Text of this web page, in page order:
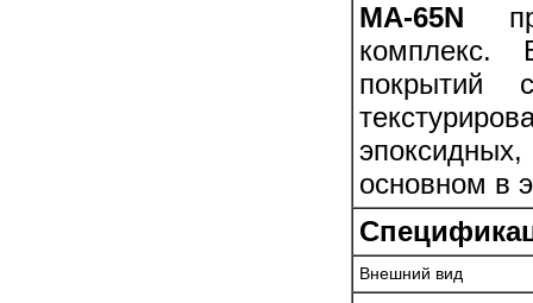
MA-65N
комплекс.
покрытий
основном в
Внешний вид